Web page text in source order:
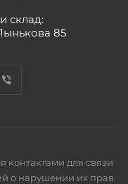
склад:
85
контактами для связи
о нарушении их прав.